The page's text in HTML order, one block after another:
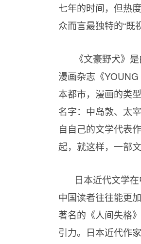
七年的时间，但热
众而言最独特的“既
《文豪野犬》
漫画杂志《
本都市，漫画的类
名字：中岛敦、太
自自己的文学代表
起，就这样，一部
日本近代文学
中国读者往往能更
著名的《人间失格
引力。日本近代作